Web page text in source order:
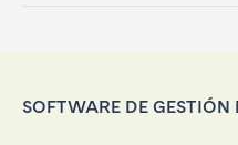
SOFTWARE DE